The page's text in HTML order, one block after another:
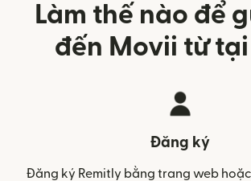
Làm thế nào để
đến Movii từ tại
Đăng ký
Đăng ký Remitly bằng trang web